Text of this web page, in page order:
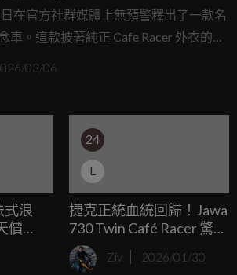
在官方社群媒體上無預警釋出了一款名
車。這款披著純正 Cafe Racer 外衣的重
復古跑車線條與哈雷新世代的
，讓不少國外車媒與車迷紛紛敲碗：
03/06
式浪
價
破千
24
L
捷克正統血統回歸！Jawa
730 Twin Café Racer 驚艷
登場，歐義混血 75 匹馬
力直指紅牌市場
Ziv 2026/01/30